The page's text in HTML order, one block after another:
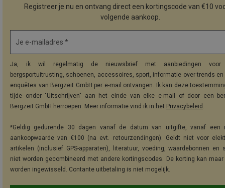
Registreer je nu en ontvang direct een kortingscode van €10
volgende aankoop.
Je e-mailadres *
Ja, ik wil regelmatig de nieuwsbrief met aanbiedingen voor
bergsportuitrusting, schoenen, accessoires, sport, informatie over trends
enquêtes van Bergzeit GmbH per e-mail ontvangen. Ik kan deze
tijde onder "Uitschrijven" aan het einde van elke e-mail of door een
Bergzeit GmbH herroepen. Meer informatie vind ik in het Privacybeleid .
*Geldig gedurende 30 dagen vanaf de datum van uitgifte, vanaf een
aankoopwaarde van €100 (na evt. retourzendingen). Geldt niet voor
artikelen (inclusief GPS-apparaten), literatuur, voeding, waardebonnen en
niet worden gecombineerd met andere kortingscodes. De korting kan maar
worden ingewisseld. Contante uitbetaling is niet mogelijk.